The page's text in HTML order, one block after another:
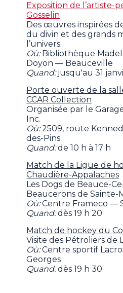
Exposition de l’artiste-
Gosselin
Des œuvres inspirées
du divin et des grands
l’univers.
Où:Bibliothèque
Doyon — Beauceville
Quand:jusqu'au 31
Porte ouverte de la
CCAR Collection
Organisée par le
Inc.
Où:2509, route
des-Pins
Quand:de 10 h à 17 h
Match de la Ligue de
Chaudière-Appalaches
Les Dogs de Beauce-
Beaucerons de Sainte-
Où:Centre Frameco —
Quand:dès 19 h 20
Match de hockey du
Visite des Pétroliers de
Où:Centre sportif
Georges
Quand:dès 19 h 30